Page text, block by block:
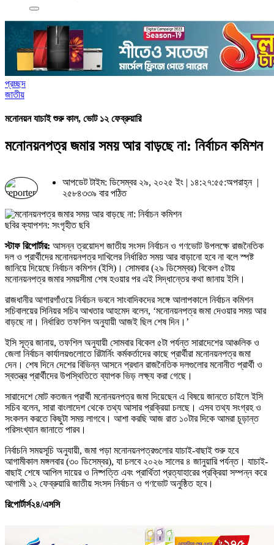
প্রচ্ছদ
জাতীয়
মনোনয়ন যাচাই শুরু কাল, ভোট ১২ ফেব্রুয়ারি
মনোনয়নপত্র জমার সময় আর বাড়ছে না: নির্বাচন কমিশন
আপডেট টাইম: ডিসেম্বর ২৯, ২০২৫ ইং | ১৪:২৭:৫৫:অপরাহ্ন |
২৫৮৪৩৩৯ বার পঠিত
ছবির ক্যাপশন: সংগৃহীত ছবি
স্টাফ রিপোর্টার: আসন্ন ত্রয়োদশ জাতীয় সংসদ নির্বাচন ও গণভোট উপলক্ষে রাজনৈতিক
দল ও প্রার্থীদের মনোনয়নপত্র দাখিলের নির্ধারিত সময় আর বাড়ানো হবে না বলে স্পষ্ট
জানিয়ে দিয়েছে নির্বাচন কমিশন (ইসি)। সোমবার (২৯ ডিসেম্বর) বিকেল ৫টায়
মনোনয়নপত্র জমার সময়সীমা শেষ হওয়ার পর এই সিদ্ধান্তের কথা জানায় ইসি।
রাজধানীর আগারগাঁওয়ে নির্বাচন ভবনে সাংবাদিকদের সঙ্গে আলাপকালে নির্বাচন কমিশন
সচিবালয়ের সিনিয়র সচিব আখতার আহমেদ বলেন, ‘মনোনয়নপত্র জমা দেওয়ার সময় আর
বাড়ছে না। নির্ধারিত তফশিল অনুযায়ী আজই ছিল শেষ দিন।’
ইসি সূত্র জানায়, তফশিল অনুযায়ী সোমবার বিকেল ৫টা পর্যন্ত সারাদেশের আঞ্চলিক ও
জেলা নির্বাচন কার্যালয়গুলোতে রিটার্নিং কর্মকর্তাদের কাছে প্রার্থীরা মনোনয়নপত্র জমা
দেন। শেষ দিনে দেশের বিভিন্ন আসনে প্রধান রাজনৈতিক দলগুলোর মনোনীত প্রার্থী ও
স্বতন্ত্র প্রার্থীদের উপস্থিতিতে ব্যাপক ভিড় লক্ষ্য করা গেছে।
সারাদেশে মোট কতজন প্রার্থী মনোনয়নপত্র জমা দিয়েছেন এ বিষয়ে জানতে চাইলে ইসি
সচিব বলেন, সারা বাংলাদেশ থেকে তথ্য আসার প্রক্রিয়া চলছে। এসব তথ্য সংগ্রহ ও
সংকলন করতে কিছুটা সময় লাগবে। আশা করছি আজ রাত ১০টার দিকে আমরা চূড়ান্ত
পরিসংখ্যান জানাতে পারব।
নির্বাচনি সময়সূচি অনুযায়ী, জমা পড়া মনোনয়নপত্রগুলোর যাচাই-বাছাই শুরু হবে
আগামীকাল মঙ্গলবার (৩০ ডিসেম্বর), যা চলবে ২০২৬ সালের ৪ জানুয়ারি পর্যন্ত। যাচাই-
বাছাই শেষে আপিল দায়ের ও নিষ্পত্তি এবং প্রার্থিতা প্রত্যাহারের প্রক্রিয়া সম্পন্ন করে
আগামী ১২ ফেব্রুয়ারি জাতীয় সংসদ নির্বাচন ও গণভোট অনুষ্ঠিত হবে।
রিপোর্টার্স২৪/এসসি